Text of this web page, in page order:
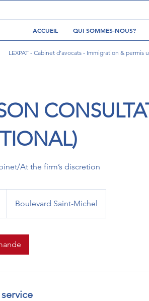
ACCUEIL QUI SOMMES-NOUS?
LEXPAT - Cabinet d’avocats - Immigration &
At the firm’s discretion
Boulevard Saint-Michel